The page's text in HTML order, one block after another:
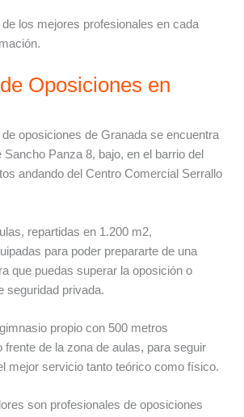
los mejores profesionales en cada
Oposiciones en
oposiciones de Granada se encuentra
Sancho Panza 8, bajo, en el barrio del
andando del Centro Comercial Serrallo
repartidas en 1.200 m2,
para poder prepararte de una
que puedas superar la oposición o
seguridad privada.
propio con 500 metros
frente de la zona de aulas, para seguir
mejor servicio tanto teórico como físico.
son profesionales de oposiciones